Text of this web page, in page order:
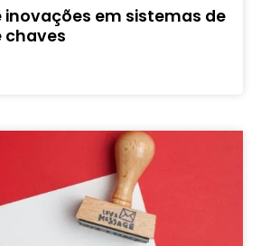
inovações em sistemas de
chaves